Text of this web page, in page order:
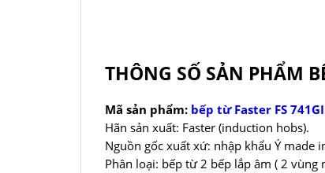
THÔNG SỐ SẢN PHẨM
Mã sản phẩm: bếp từ Faster FS 741GI
Hãn sản xuất: Faster (induction hobs).
Nguồn gốc xuất xứ: nhập khẩu Ý made
Phân loại: bếp từ 2 bếp lắp âm ( 2 vùng